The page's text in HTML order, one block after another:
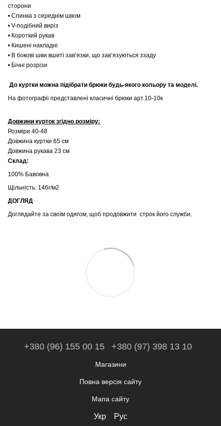
сторони
• Спинка з середнім швом
• V-подібний виріз
• Короткий рукав
• Кишені накладні
• В бокові шви вшиті зав’язки, що зав’язуються ззаду
• Бічні розрізи
До куртки можна підібрати брюки будь-якого кольору та моделі.
На фотографіі представлені класичні брюки арт.10-10к
Довжини курток згідно розміру:
Розміри 40-48
Довжина куртки 65 см
Довжина рукава 23 см
Склад:
100% Бавовна
Щільність: 146г/м2
ДОГЛЯД
Доглядайте за своїм одягом, щоб продовжити строк його служби.
+380 (96) 155 00 15 +380 (97) 398 13 10
Магазини
Повна версія сайту
Мапа сайту
Укр Рус